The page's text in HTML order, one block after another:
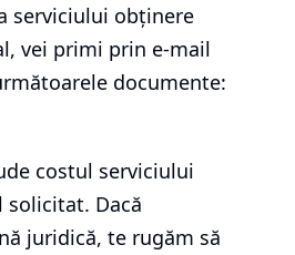
serviciului obținere
, vei primi prin e-mail
documente:
costul serviciului
Dacă
juridică, te rugăm să